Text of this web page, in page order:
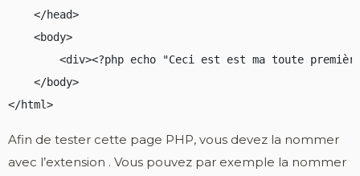
    </head>
    <body>
<div><?php echo "Ceci est est ma toute
    </body>
</html>
Afin de tester cette page PHP, vous devez la nommer
avec l’extension . Vous pouvez par exemple la nommer